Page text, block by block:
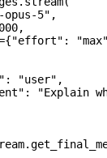
opus-5" ,
,
{"effort" : "max"
: "user" ,
:
"Explain